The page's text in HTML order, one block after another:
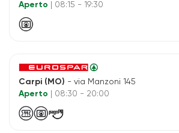
Aperto
| 08:15 - 19:30
Carpi (MO) - via Manzoni 145
Aperto
| 08:30 - 20:00